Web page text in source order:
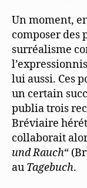
Un moment,
composer des
surréalisme
lui aussi. Ces
un certain
publia trois
Bréviaire
collaborait
und Rauch“
au Tagebuch.